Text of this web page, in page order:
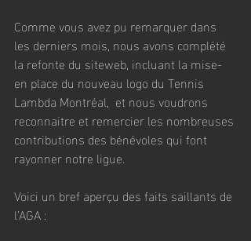
Comme vous avez pu remarquer dans
les derniers mois, nous avons complété
la refonte du siteweb, incluant la mise-
en place du nouveau logo du Tennis
Lambda Montréal, et nous voudrons
reconnaitre et remercier les nombreuses
contributions des bénévoles qui font
rayonner notre ligue.
Voici un bref aperçu des faits saillants de
l’AGA :